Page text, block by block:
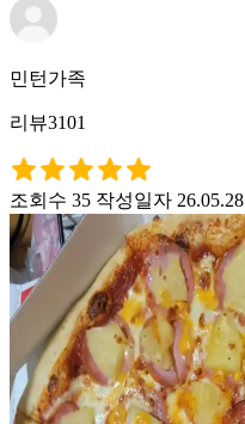
민턴가족
리뷰3101
조회수 35 작성일자 26.05.28